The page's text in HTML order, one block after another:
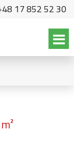
17 852 52 30